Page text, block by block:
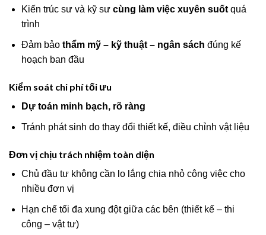
Kiến trúc sư và kỹ sư cùng làm việc xuyên suốtquá
trình
Đảm bảo thẩm mỹ – kỹ thuật – ngân sách đúng kế
hoạch ban đầu
Kiểm soát chi phí tối ưu
Dự toán minh bạch, rõ ràng
Tránh phát sinh do thay đổi thiết kế, điều chỉnh vật liệu
Đơn vị chịu trách nhiệm toàn diện
Chủ đầu tư không cần lo lắng chia nhỏ công việc cho
nhiều đơn vị
Hạn chế tối đa xung đột giữa các bên (thiết kế – thi
công – vật tư)